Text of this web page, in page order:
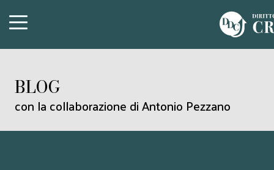
BLOG
con la collaborazione di Antonio Pezzano